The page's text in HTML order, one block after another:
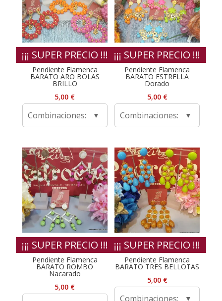
¡¡¡ SUPER PRECIO !!!
Pendiente Flamenca
BARATO ARO BOLAS
BRILLO
5,00 €
Combinaciones:
¡¡¡ SUPER PRECIO !!!
Pendiente Flamenca
BARATO ESTRELLA
Dorado
5,00 €
Combinaciones:
¡¡¡ SUPER PRECIO !!!
Pendiente Flamenca
BARATO ROMBO
Nacarado
5,00 €
¡¡¡ SUPER PRECIO !!!
Pendiente Flamenca
BARATO TRES BELLOTAS
5,00 €
Combinaciones: